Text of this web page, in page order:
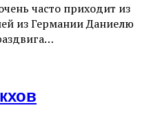
часто приходит из
из Германии Даниелю